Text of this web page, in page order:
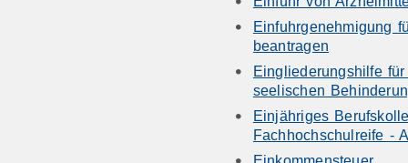
Einfuhrgenehmigung
beantragen
Eingliederungshilfe
seelischen
Einjähriges
Fachhochschulreife -